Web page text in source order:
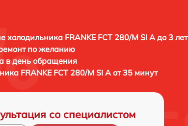
холодильника FRANKE FCT 280/M SI A до 3 лет
по желанию
в день обращения
FRANKE FCT 280/M SI A от 35 минут
со специалистом